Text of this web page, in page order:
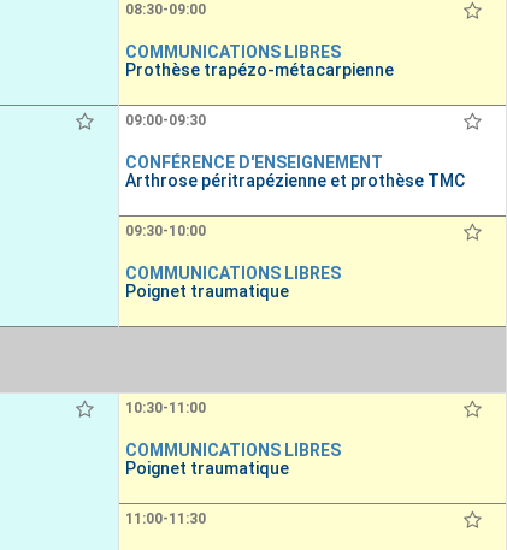
08:30-09:00
COMMUNICATIONS LIBRES
Prothèse trapézo-métacarpienne
09:00-09:30
CONFÉRENCE D'ENSEIGNEMENT
Arthrose péritrapézienne et prothèse TMC
09:30-10:00
COMMUNICATIONS LIBRES
Poignet traumatique
10:30-11:00
COMMUNICATIONS LIBRES
Poignet traumatique
11:00-11:30